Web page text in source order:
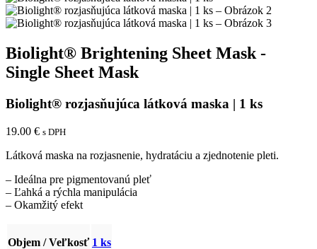
Biolight® Brightening Sheet Mask -
Single Sheet Mask
Biolight® rozjasňujúca látková maska | 1 ks
19.00 € s DPH
Látková maska na rozjasnenie, hydratáciu a zjednotenie pleti.
– Ideálna pre pigmentovanú pleť
– Ľahká a rýchla manipulácia
– Okamžitý efekt
Objem / Veľkosť 1 ks